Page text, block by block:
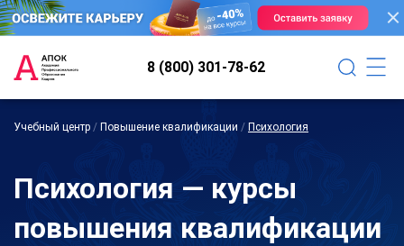
8 (800) 301-78-62
Учебный центр / Повышение квалификации / Психология
Психология — курсы
повышения квалификации